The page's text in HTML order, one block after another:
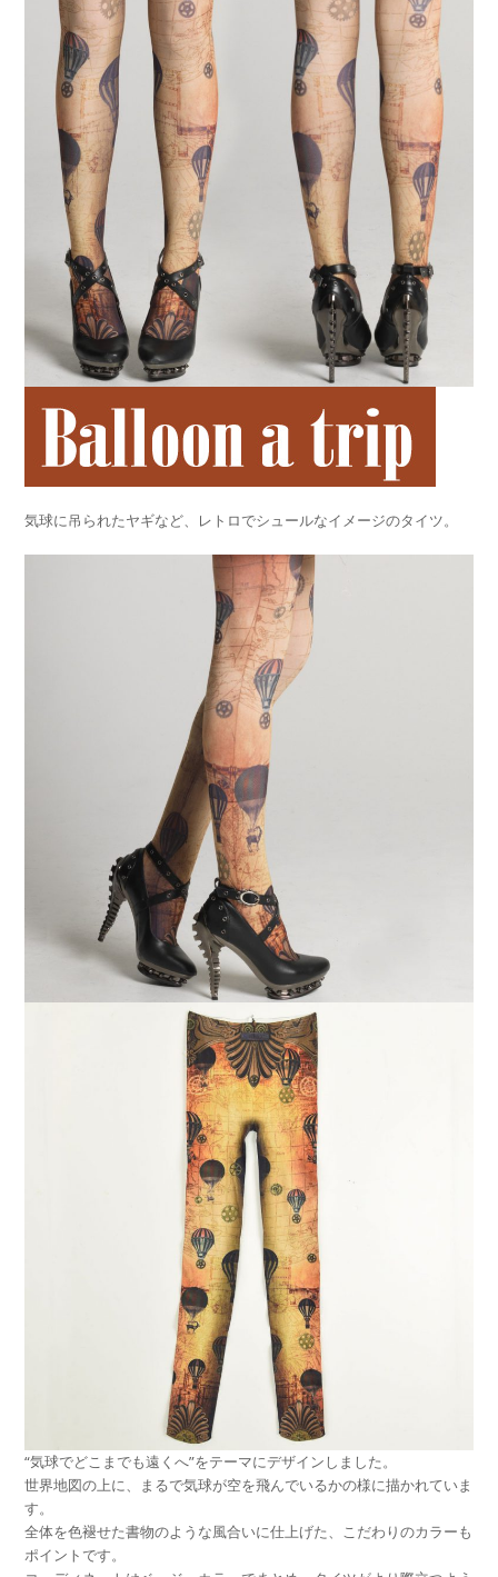
気球に吊られたヤギなど、レトロでシュールなイメージのタイツ。
“気球でどこまでも遠くへ”をテーマにデザインしました。
世界地図の上に、まるで気球が空を飛んでいるかの様に描かれていま
す。
全体を色褪せた書物のような風合いに仕上げた、こだわりのカラーも
ポイントです。